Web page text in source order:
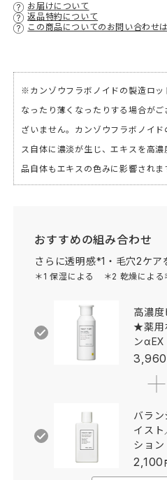
お届けについて
返品特約について
この商品についてのお問い合わせ
※カンゾウフラボノイドの製造ロッ
なったり薄くなったりする場合が
ざいません。カンゾウフラボノイ
ス自体に濃淡が生じ、エキスを高
品自体もエキスの色みに影響されま
おすすめの組み合わせ
さらに透明感*1 ・毛穴2ケア
＊1 保湿による ＊2 乾燥による
高濃度
★薬用
ンαEX
3,960
バラン
イスト
ション
2,100